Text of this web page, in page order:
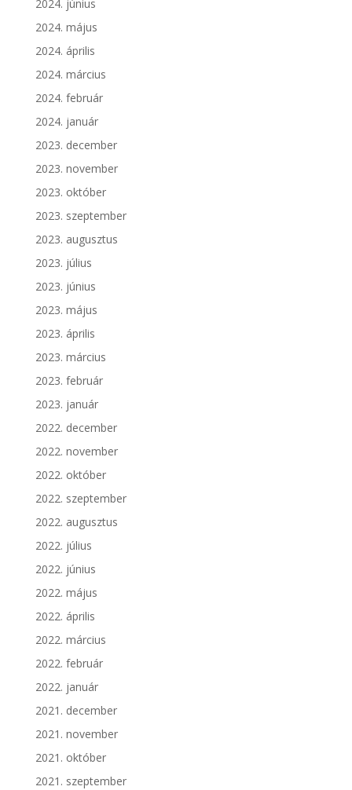
2024. június
2024. május
2024. április
2024. március
2024. február
2024. január
2023. december
2023. november
2023. október
2023. szeptember
2023. augusztus
2023. július
2023. június
2023. május
2023. április
2023. március
2023. február
2023. január
2022. december
2022. november
2022. október
2022. szeptember
2022. augusztus
2022. július
2022. június
2022. május
2022. április
2022. március
2022. február
2022. január
2021. december
2021. november
2021. október
2021. szeptember